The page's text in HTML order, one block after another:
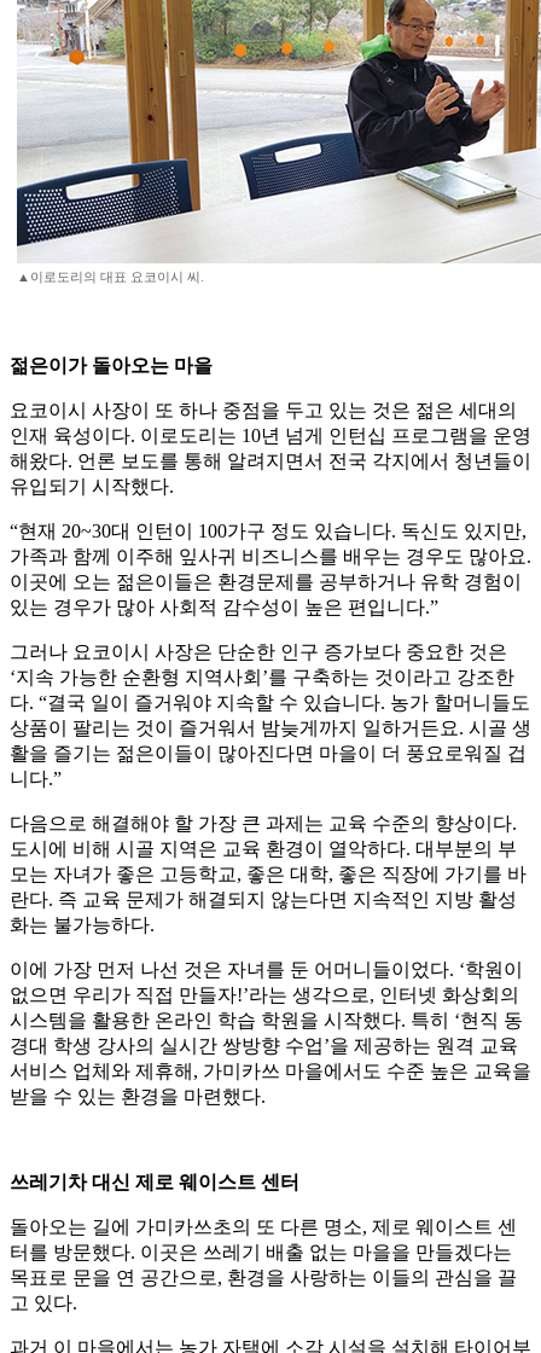
▲이로도리의 대표 요코이시 씨.
젊은이가 돌아오는 마을
요코이시 사장이 또 하나 중점을 두고 있는 것은 젊은 세대의
인재 육성이다. 이로도리는 10년 넘게 인턴십 프로그램을 운영
해왔다. 언론 보도를 통해 알려지면서 전국 각지에서 청년들이
유입되기 시작했다.
“현재 20~30대 인턴이 100가구 정도 있습니다. 독신도 있지만,
가족과 함께 이주해 잎사귀 비즈니스를 배우는 경우도 많아요.
이곳에 오는 젊은이들은 환경문제를 공부하거나 유학 경험이
있는 경우가 많아 사회적 감수성이 높은 편입니다.”
그러나 요코이시 사장은 단순한 인구 증가보다 중요한 것은
‘지속 가능한 순환형 지역사회’를 구축하는 것이라고 강조한
다. “결국 일이 즐거워야 지속할 수 있습니다. 농가 할머니들도
상품이 팔리는 것이 즐거워서 밤늦게까지 일하거든요. 시골 생
활을 즐기는 젊은이들이 많아진다면 마을이 더 풍요로워질 겁
니다.”
다음으로 해결해야 할 가장 큰 과제는 교육 수준의 향상이다.
도시에 비해 시골 지역은 교육 환경이 열악하다. 대부분의 부
모는 자녀가 좋은 고등학교, 좋은 대학, 좋은 직장에 가기를 바
란다. 즉 교육 문제가 해결되지 않는다면 지속적인 지방 활성
화는 불가능하다.
이에 가장 먼저 나선 것은 자녀를 둔 어머니들이었다. ‘학원이
없으면 우리가 직접 만들자!’라는 생각으로, 인터넷 화상회의
시스템을 활용한 온라인 학습 학원을 시작했다. 특히 ‘현직 동
경대 학생 강사의 실시간 쌍방향 수업’을 제공하는 원격 교육
서비스 업체와 제휴해, 가미카쓰 마을에서도 수준 높은 교육을
받을 수 있는 환경을 마련했다.
쓰레기차 대신 제로 웨이스트 센터
돌아오는 길에 가미카쓰초의 또 다른 명소, 제로 웨이스트 센
터를 방문했다. 이곳은 쓰레기 배출 없는 마을을 만들겠다는
목표로 문을 연 공간으로, 환경을 사랑하는 이들의 관심을 끌
고 있다.
과거 이 마을에서는 농가 자택에 소각 시설을 설치해 타이어부